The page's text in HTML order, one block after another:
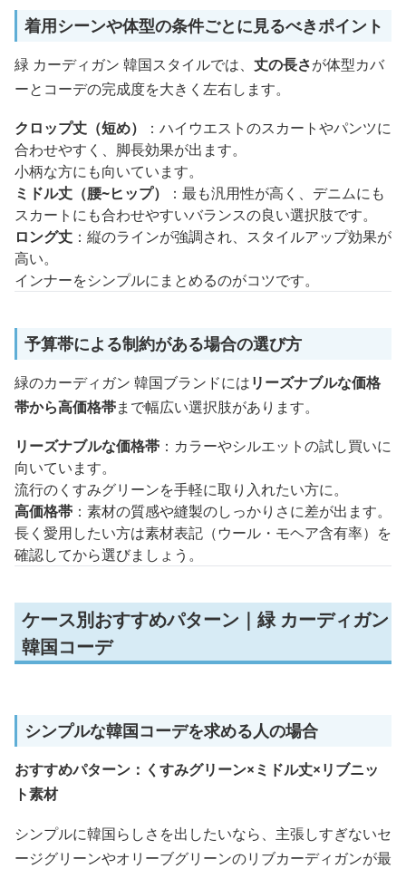
着用シーンや体型の条件ごとに見るべきポイント
緑 カーディガン 韓国スタイルでは、 丈の長さが体型カバ
ーとコーデの完成度を大きく左右します。
クロップ丈（短め）
：ハイウエストのスカートやパンツに
合わせやすく、脚長効果が出ます。
小柄な方にも向いています。
ミドル丈（腰~ヒップ）
：最も汎用性が高く、デニムにも
スカートにも合わせやすいバランスの良い選択肢です。
ロング丈 ：縦のラインが強調され、スタイルアップ効果が
高い。
インナーをシンプルにまとめるのがコツです。
予算帯による制約がある場合の選び方
緑のカーディガン 韓国ブランドにはリーズナブルな価格
帯から高価格帯まで幅広い選択肢があります。
リーズナブルな価格帯 ：カラーやシルエットの試し買いに
向いています。
流行のくすみグリーンを手軽に取り入れたい方に。
高価格帯 ：素材の質感や縫製のしっかりさに差が出ます。
長く愛用したい方は素材表記（ウール・モヘア含有率）を
確認してから選びましょう。
ケース別おすすめパターン｜緑 カーディガン
韓国コーデ
シンプルな韓国コーデを求める人の場合
おすすめパターン：くすみグリーン×ミドル丈×リブニッ
ト素材
シンプルに韓国らしさを出したいなら、主張しすぎないセ
ージグリーンやオリーブグリーンのリブカーディガンが最